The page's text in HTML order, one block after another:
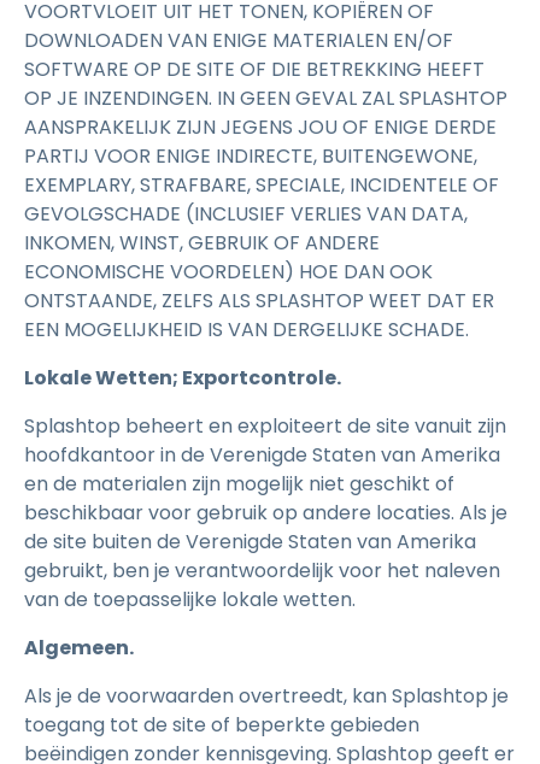
VOORTVLOEIT UIT HET TONEN, KOPIËREN OF
DOWNLOADEN VAN ENIGE MATERIALEN EN/OF
SOFTWARE OP DE SITE OF DIE BETREKKING HEEFT
OP JE INZENDINGEN. IN GEEN GEVAL ZAL SPLASHTOP
AANSPRAKELIJK ZIJN JEGENS JOU OF ENIGE DERDE
PARTIJ VOOR ENIGE INDIRECTE, BUITENGEWONE,
EXEMPLARY, STRAFBARE, SPECIALE, INCIDENTELE OF
GEVOLGSCHADE (INCLUSIEF VERLIES VAN DATA,
INKOMEN, WINST, GEBRUIK OF ANDERE
ECONOMISCHE VOORDELEN) HOE DAN OOK
ONTSTAANDE, ZELFS ALS SPLASHTOP WEET DAT ER
EEN MOGELIJKHEID IS VAN DERGELIJKE SCHADE.
Lokale Wetten; Exportcontrole.
Splashtop beheert en exploiteert de site vanuit zijn
hoofdkantoor in de Verenigde Staten van Amerika
en de materialen zijn mogelijk niet geschikt of
beschikbaar voor gebruik op andere locaties. Als je
de site buiten de Verenigde Staten van Amerika
gebruikt, ben je verantwoordelijk voor het naleven
van de toepasselijke lokale wetten.
Algemeen.
Als je de voorwaarden overtreedt, kan Splashtop je
toegang tot de site of beperkte gebieden
beëindigen zonder kennisgeving. Splashtop geeft er